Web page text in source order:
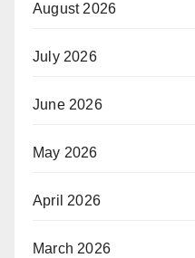
August 2026
July 2026
June 2026
May 2026
April 2026
March 2026